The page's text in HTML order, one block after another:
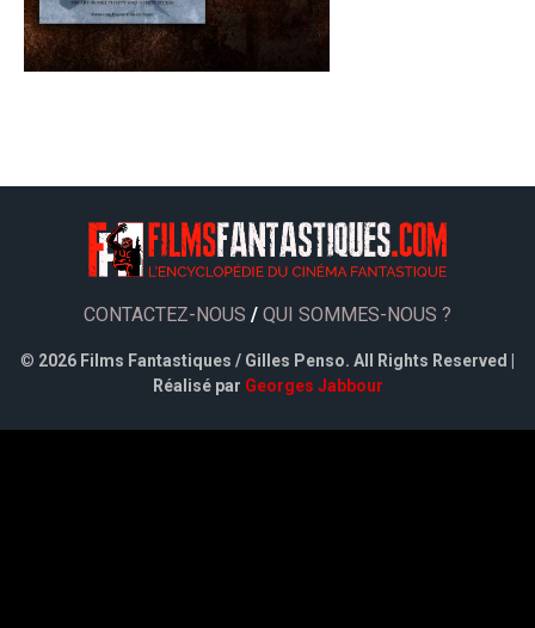
CONTACTEZ-NOUS / QUI SOMMES-NOUS ?
© 2026 Films Fantastiques / Gilles Penso. All Rights Reserved |
Réalisé par Georges Jabbour